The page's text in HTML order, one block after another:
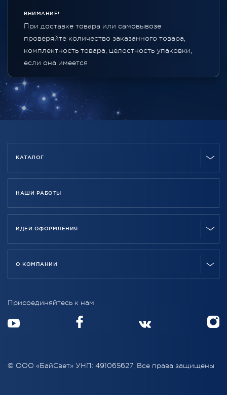
ВНИМАНИЕ!
При доставке товара или самовывозе
проверяйте количество заказанного товара,
комплектность товара, целостность упаковки,
если она имеется
КАТАЛОГ
НАШИ РАБОТЫ
ИДЕИ ОФОРМЛЕНИЯ
О КОМПАНИИ
Присоединяйтесь к нам
© ООО «БайСвет» УНП: 491065627, Все права защищены